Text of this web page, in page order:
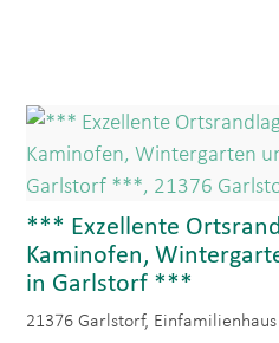
*** Exzellente
Kaminofen,
in Garlstorf ***
21376 Garlstorf, Einfamilienhaus